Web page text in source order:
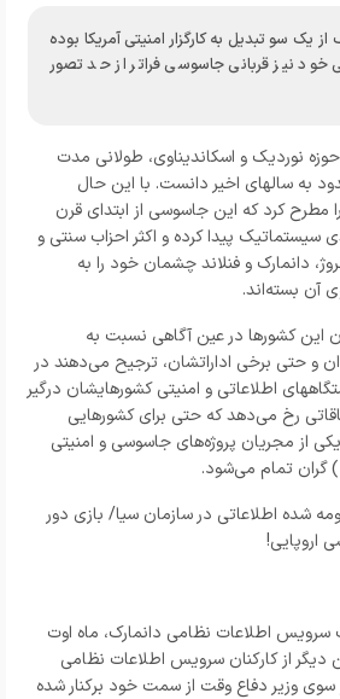
از یک سو تبدیل به کارگزار امنیتی آمریکا بوده
خود نیز قربانی جاسوسی فراتر از حد تصور
نوردیک و اسکاندیناوی، طولانی مدت
به سالهای اخیر دانست. با این حال
مطرح کرد که این جاسوسی از ابتدای قرن
سیستماتیک پیدا کرده و اکثر احزاب سنتی و
دانمارک و فنلاند چشمان خود را به
آن بسته‌اند.
این کشورها در عین آگاهی نسبت به
و حتی برخی اداراتشان، ترجیح می‌دهند در
اطلاعاتی و امنیتی کشورهایشان درگیر
رخ می‌دهد که حتی برای کشورهایی
از مجریان پروژه‌های جاسوسی و امنیتی
گران تمام می‌شود.
اطلاعات نظامی دانمارک، ماه اوت
چند تن دیگر از کارکنان سرویس اطلاعات نظامی
سوی وزیر دفاع وقت از سمت خود برکنار شده